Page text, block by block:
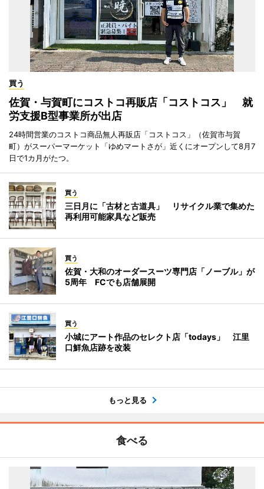
買う
佐賀・与賀町にコストコ再販店「コストコス」 就
労支援B型事業所が出店
24時間営業のコストコ商品無人再販店「コストコス」（佐賀市与賀
町）がスーパーマーケット「ゆめマートさが」近くにオープンして8月7
日で1カ月がたつ。
買う
三日月に「古材と古道具」 リサイクル業で集めた
再利用可能家具など販売
買う
佐賀・大和のオーダースーツ専門店「ノーブル」が
5周年 FCでも店舗展開
買う
小城にアート作品のセレクト店「todays」 江里
口鮮魚店跡を改装
もっと見る
食べる